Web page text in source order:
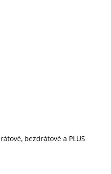
bezdrátové a PLUS